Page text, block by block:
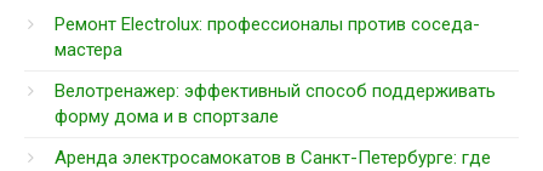
Ремонт Electrolux: профессионалы против соседа-
мастера
Велотренажер: эффективный способ поддерживать
форму дома и в спортзале
Аренда электросамокатов в Санкт-Петербурге: где